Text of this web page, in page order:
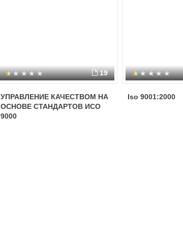
19
УПРАВЛЕНИЕ КАЧЕСТВОМ НА
ОСНОВЕ СТАНДАРТОВ ИСО
9000
Iso 9001:2000